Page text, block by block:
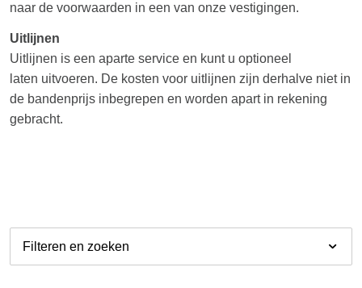
naar de voorwaarden in een van onze vestigingen.
Uitlijnen
Uitlijnen is een aparte service en kunt u optioneel
laten uitvoeren. De kosten voor uitlijnen zijn derhalve niet in
de bandenprijs inbegrepen en worden apart in rekening
gebracht.
Filteren en zoeken